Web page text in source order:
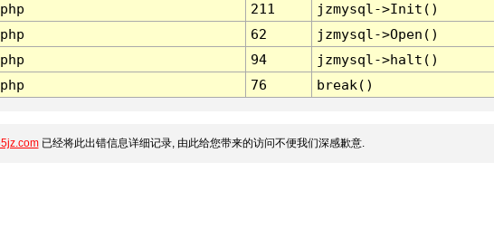
211
jzmysql->Init()
62
jzmysql->Open()
94
jzmysql->halt()
76 break()
已经将此出错信息详细记录, 由此给您带来的访问不便我们深感歉意.